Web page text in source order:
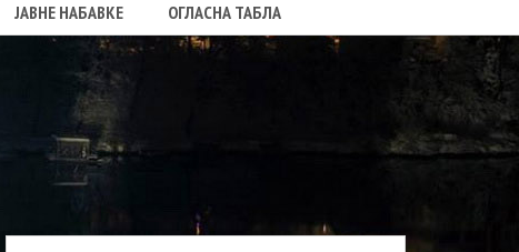
ЈАВНЕ НАБАВКЕ ОГЛАСНА ТАБЛА